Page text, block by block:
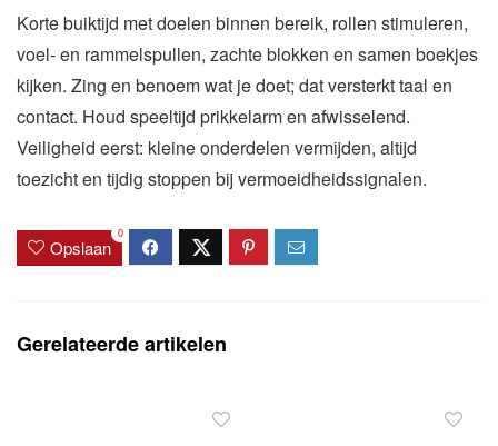
Korte buiktijd met doelen binnen bereik, rollen stimuleren,
voel- en rammelspullen, zachte blokken en samen boekjes
kijken. Zing en benoem wat je doet; dat versterkt taal en
contact. Houd speeltijd prikkelarm en afwisselend.
Veiligheid eerst: kleine onderdelen vermijden, altijd
toezicht en tijdig stoppen bij vermoeidheidssignalen.
Opslaan
0
Gerelateerde artikelen